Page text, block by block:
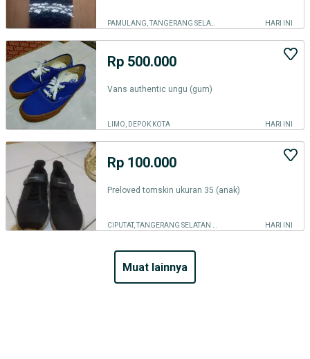
PAMULANG, TANGERANG SELATAN KOTA HARI INI
Rp 500.000
Vans authentic ungu (gum)
LIMO, DEPOK KOTA HARI INI
Rp 100.000
Preloved tomskin ukuran 35 (anak)
HARI INI
muat lainnya